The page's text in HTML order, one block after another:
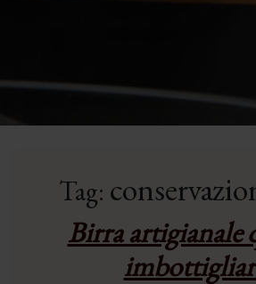
Tag:
Birra artigianale